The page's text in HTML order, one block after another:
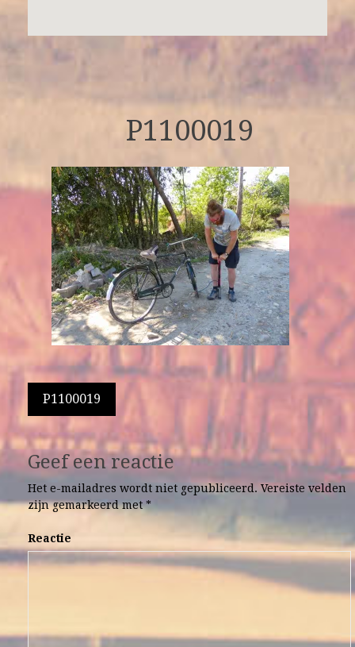
P1100019
Berichtnavigatie
P1100019
Geef een reactie
Het e-mailadres wordt niet gepubliceerd. Vereiste velden
zijn gemarkeerd met*
Reactie